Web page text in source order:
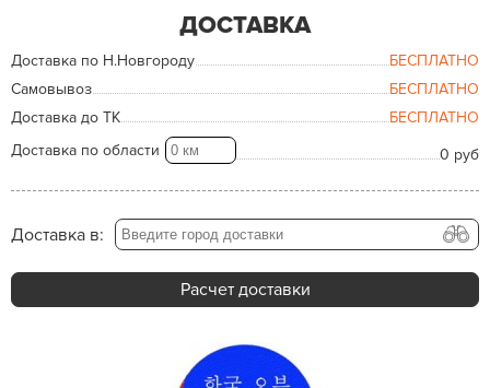
ДОСТАВКА
Доставка по Н.Новгороду
БЕСПЛАТНО
Самовывоз
БЕСПЛАТНО
Доставка до ТК
БЕСПЛАТНО
Доставка по области
0 руб
Доставка в:
Расчет доставки